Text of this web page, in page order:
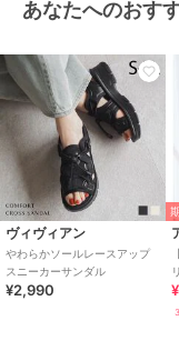
あなたへのおす
ヴィヴィアン
やわらかソールレースアップ
スニーカーサンダル
¥2,990